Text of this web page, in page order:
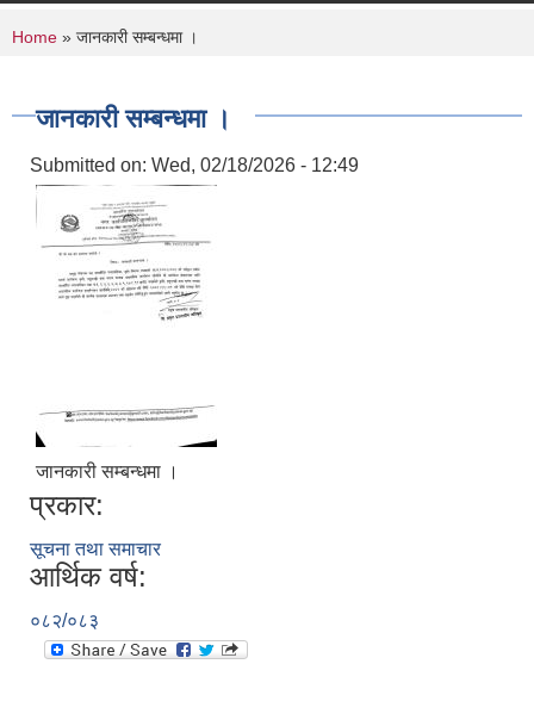
You are here
Home » जानकारी सम्बन्धमा ।
जानकारी सम्बन्धमा ।
Submitted on: Wed, 02/18/2026 - 12:49
जानकारी सम्बन्धमा ।
प्रकार:
सूचना तथा समाचार
आर्थिक वर्ष:
०८२/०८३